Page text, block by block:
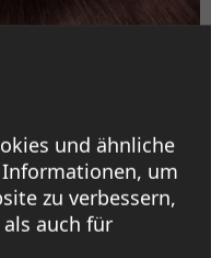
und ähnliche
um
zu verbessern,
auch für